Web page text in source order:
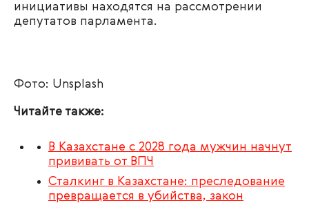
инициативы находятся на рассмотрении
депутатов парламента.
Фото: Unsplash
Читайте также:
В Казахстане с 2028 года мужчин начнут
прививать от ВПЧ
Сталкинг в Казахстане: преследование
превращается в убийства, закон